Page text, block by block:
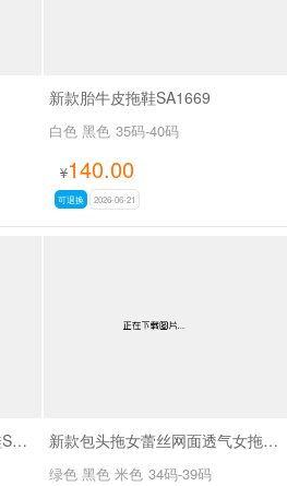
新款胎牛皮拖鞋SA1669
白色 黑色 35码-40码
¥140.00
可退换 2026-06-21
新款方扣砖厚底半拖包头拖鞋SA6113 新款包头拖女蕾丝网面透气女拖鞋SA298-11
绿色 黑色 米色 34码-39码